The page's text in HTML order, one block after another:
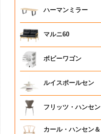
ハーマンミラー
マルニ60
ボビーワゴン
ルイスポールセン
フリッツ・ハンセン
カール・ハンセン＆